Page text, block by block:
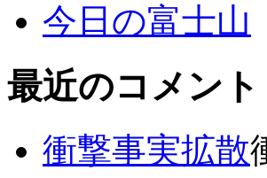
今日の富士山
最近のコメント
衝撃事実拡散